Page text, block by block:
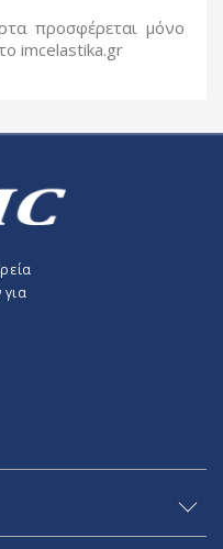
προσφέρεται μόνο
imcelastika.gr